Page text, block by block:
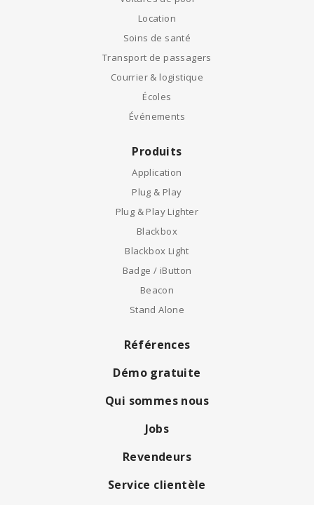
Location
Soins de santé
Transport de passagers
Courrier & logistique
Écoles
Événements
Produits
Application
Plug & Play
Plug & Play Lighter
Blackbox
Blackbox Light
Badge / iButton
Beacon
Stand Alone
Références
Démo gratuite
Qui sommes nous
Jobs
Revendeurs
Service clientèle